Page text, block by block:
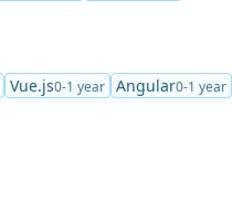
Vue.js0-1 year Angular0-1 year